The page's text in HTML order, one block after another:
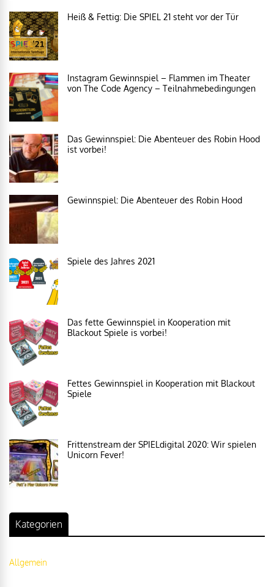
Heiß & Fettig: Die SPIEL 21 steht vor der Tür
Instagram Gewinnspiel – Flammen im Theater
von The Code Agency – Teilnahmebedingungen
Das Gewinnspiel: Die Abenteuer des Robin Hood
ist vorbei!
Gewinnspiel: Die Abenteuer des Robin Hood
Spiele des Jahres 2021
Das fette Gewinnspiel in Kooperation mit
Blackout Spiele is vorbei!
Fettes Gewinnspiel in Kooperation mit Blackout
Spiele
Frittenstream der SPIELdigital 2020: Wir spielen
Unicorn Fever!
Kategorien
Allgemein